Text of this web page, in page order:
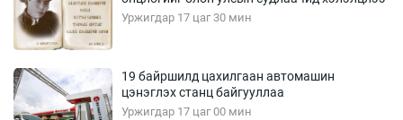
Уржигдар 17 цаг 30 мин
19 байршилд цахилгаан автомашин
цэнэглэх станц байгууллаа
Уржигдар 17 цаг 00 мин